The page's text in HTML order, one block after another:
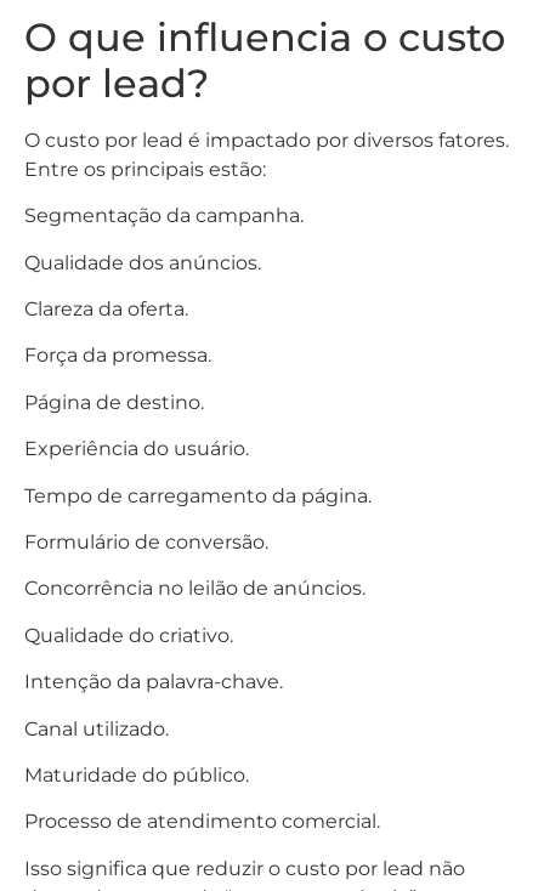
O que influencia o custo
por lead?
O custo por lead é impactado por diversos fatores.
Entre os principais estão:
Segmentação da campanha.
Qualidade dos anúncios.
Clareza da oferta.
Força da promessa.
Página de destino.
Experiência do usuário.
Tempo de carregamento da página.
Formulário de conversão.
Concorrência no leilão de anúncios.
Qualidade do criativo.
Intenção da palavra-chave.
Canal utilizado.
Maturidade do público.
Processo de atendimento comercial.
Isso significa que reduzir o custo por lead não